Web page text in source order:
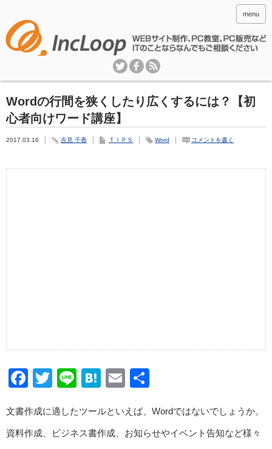
menu
Wordの行間を狭くしたり広くするには？【初
心者向けワード講座】
2017.03.16 吉見 千香 ＴＩＰＳ Word コメントを書く
Facebook
Twitter
LineHatena
Email
文書作成に適したツールといえば、Wordではないでしょうか。
資料作成、ビジネス書作成、お知らせやイベント告知など様々